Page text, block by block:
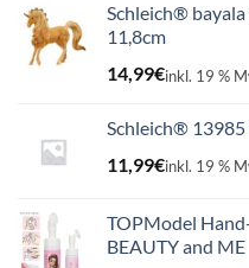
Schleich®
11,8cm
14,99€inkl. 19 %
Schleich®
11,99€inkl. 19 %
TOPModel
BEAUTY and ME